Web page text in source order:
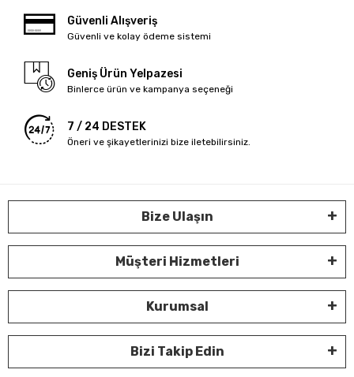
Güvenli Alışveriş
Güvenli ve kolay ödeme sistemi
Geniş Ürün Yelpazesi
Binlerce ürün ve kampanya seçeneği
7 / 24 DESTEK
Öneri ve şikayetlerinizi bize iletebilirsiniz.
Bize Ulaşın
Müşteri Hizmetleri
Kurumsal
Bizi Takip Edin